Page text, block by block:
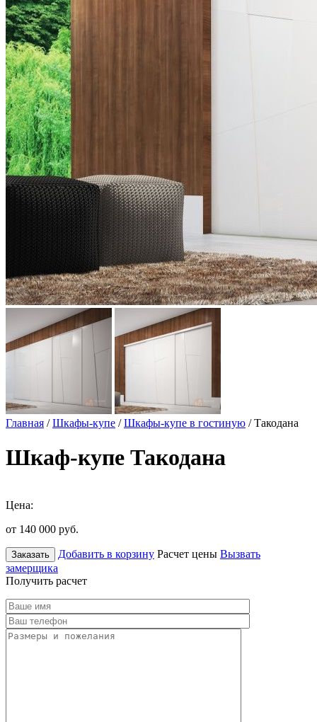
Главная /Шкафы-купе /Шкафы-купе в гостиную / Такодана
Шкаф-купе Такодана
Цена:
от 140 000 руб.
Заказать Добавить в корзину Расчет цены Вызвать
замерщика
Получить расчет